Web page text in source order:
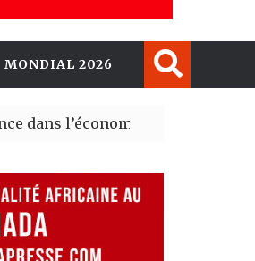
MONDIAL 2026
l’économie, mais trois grands